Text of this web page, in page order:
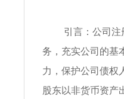
引言：公司
务，充实公司的基
力，保护公司债权
股东以非货币资产